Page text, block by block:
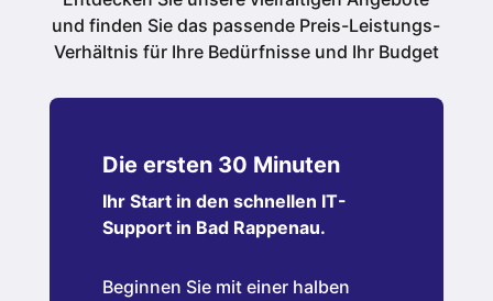
und finden Sie das passende Preis-Leistungs-
Verhältnis für Ihre Bedürfnisse und Ihr Budget
Die ersten 30 Minuten
Ihr Start in den schnellen IT-
Support in Bad Rappenau.
Beginnen Sie mit einer halben